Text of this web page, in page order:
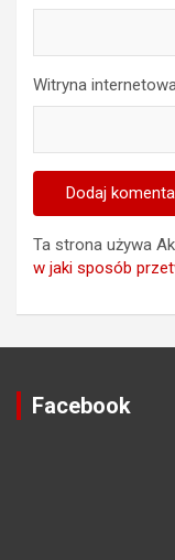
Witryna
Ta strona używa
w jaki sposób
Facebook